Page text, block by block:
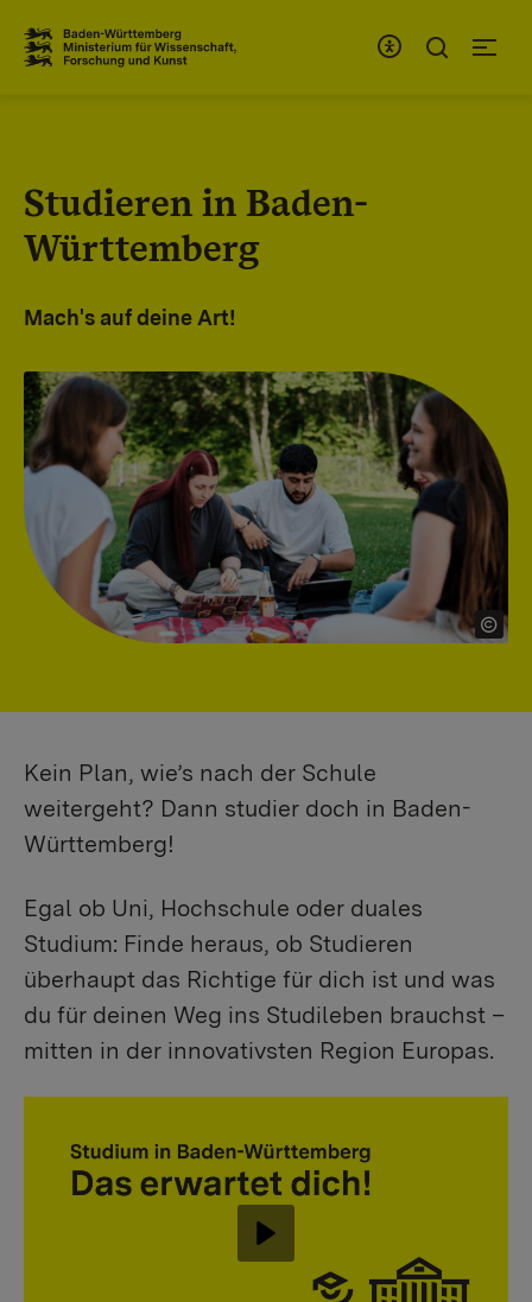
Studieren in Baden-
Württemberg
Mach's auf deine Art!
Kein Plan, wie’s nach der Schule
weitergeht? Dann studier doch in Baden-
Württemberg!
Egal ob Uni, Hochschule oder duales
Studium: Finde heraus, ob Studieren
überhaupt das Richtige für dich ist und was
du für deinen Weg ins Studileben brauchst –
mitten in der innovativsten Region Europas.
Abspielen